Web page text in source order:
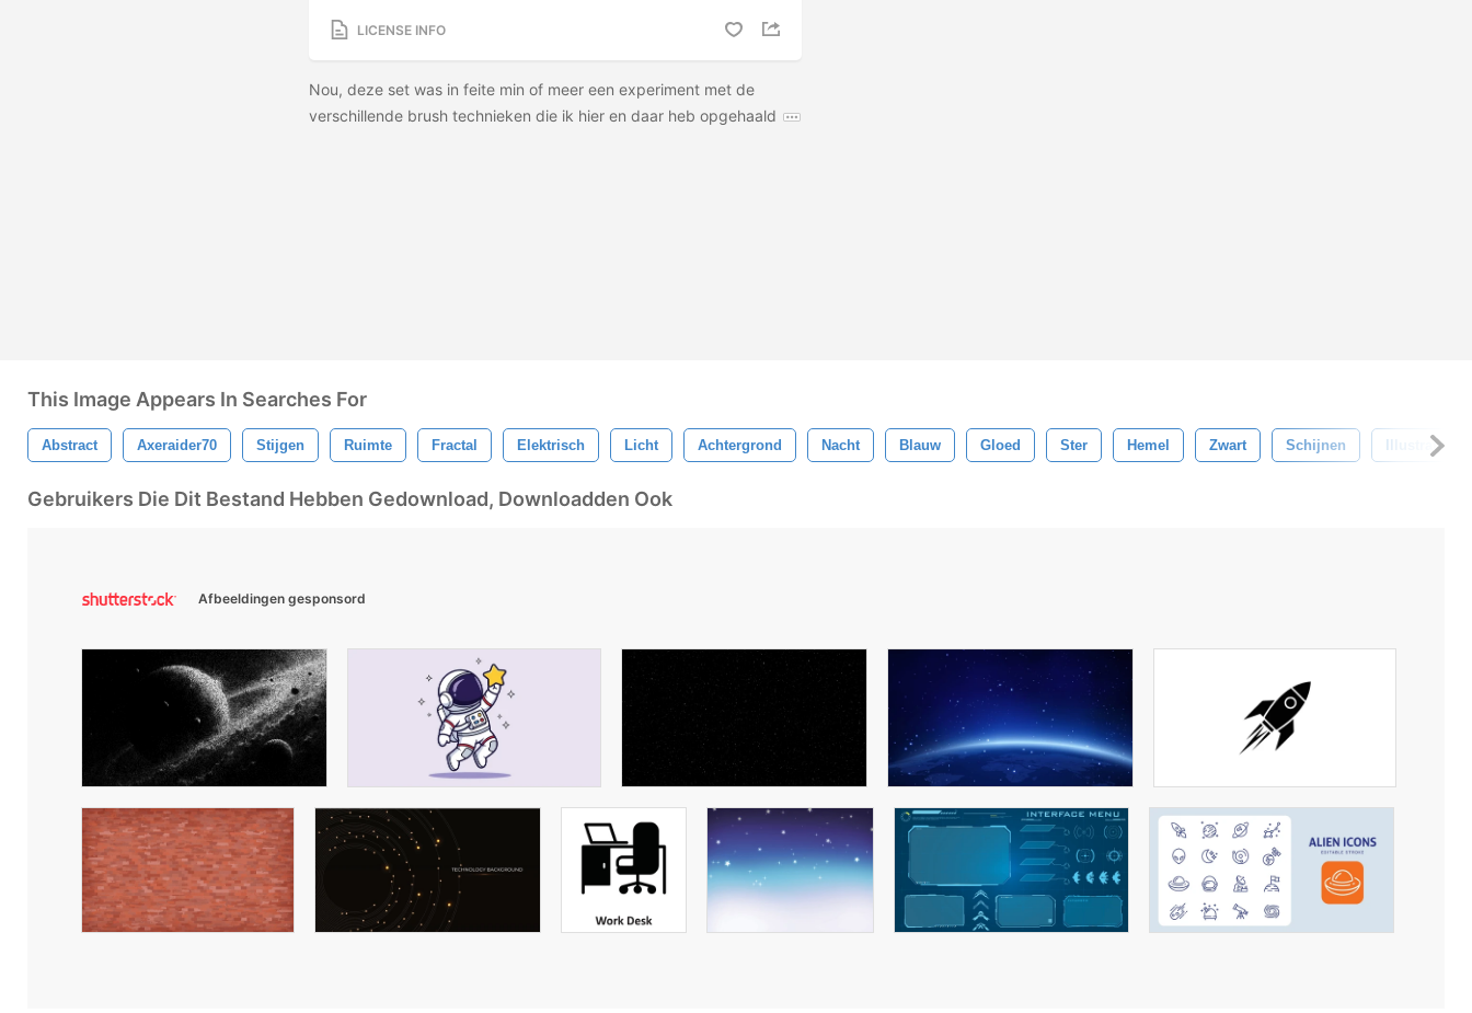
LICENSE INFO
Nou, deze set was in feite min of meer een experiment met de
verschillende brush technieken die ik hier en daar heb opgehaald
This Image Appears In Searches For
Abstract Axeraider70 Stijgen Ruimte Fractal Elektrisch Licht Achtergrond Nacht Blauw Gloed Ster Hemel Zwart Schijnen Illustratie
Gebruikers Die Dit Bestand Hebben Gedownload, Downloadden Ook
Afbeeldingen gesponsord